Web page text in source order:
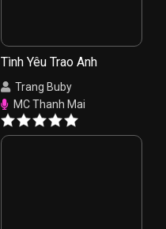
Tình Yêu Trao Anh
Trang Buby
MC Thanh Mai